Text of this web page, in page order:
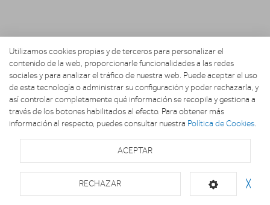
Utilizamos cookies propias y de terceros para personalizar el
contenido de la web, proporcionarle funcionalidades a las redes
sociales y para analizar el tráfico de nuestra web. Puede aceptar el uso
de esta tecnología o administrar su configuración y poder rechazarla, y
así controlar completamente qué información se recopila y gestiona a
través de los botones habilitados al efecto. Para obtener más
información al respecto, puedes consultar nuestra Política de Cookies.
ACEPTAR
RECHAZAR ╳